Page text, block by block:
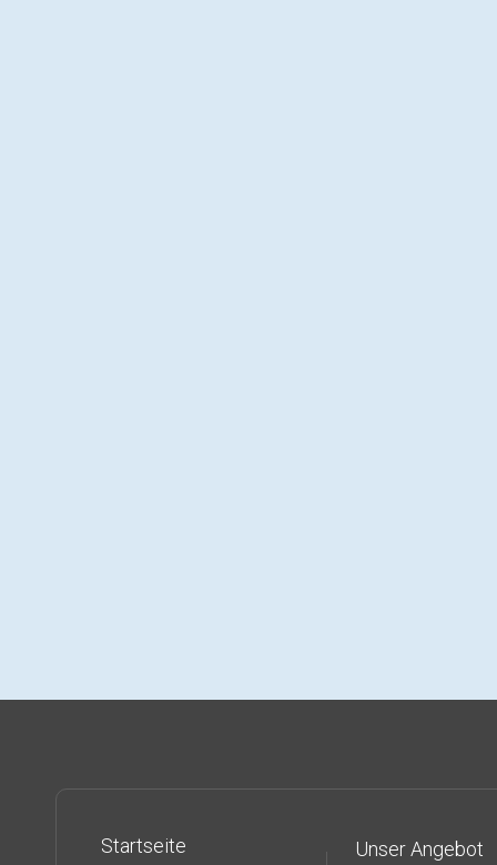
Startseite
Unser Angebot